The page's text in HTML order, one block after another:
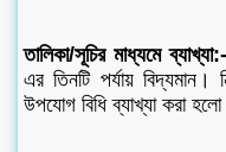
তালিকা/সূচির মাধ্যমে
এর তিনটি পর্যায় বিদ্যমান।
উপযোগ বিধি ব্যাখ্যা করা